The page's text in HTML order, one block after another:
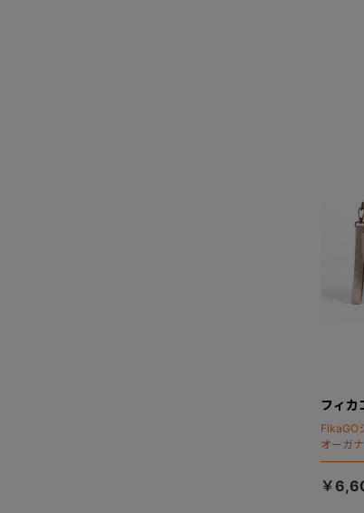
フィカ
FikaGO
オーガナ
￥